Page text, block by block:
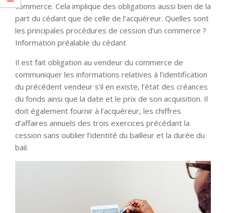
commerce. Cela implique des obligations aussi bien de la
part du cédant que de celle de l’acquéreur. Quelles sont
les principales procédures de cession d’un commerce ?
Information préalable du cédant
Il est fait obligation au vendeur du commerce de
communiquer les informations relatives à l’identification
du précédent vendeur s’il en existe, l’état des créances
du fonds ainsi que la date et le prix de son acquisition. Il
doit également fournir à l’acquéreur, les chiffres
d’affaires annuels des trois exercices précédant la
cession sans oublier l’identité du bailleur et la durée du
bail.